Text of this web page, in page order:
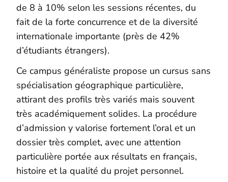
de 8 à 10% selon les sessions récentes, du
fait de la forte concurrence et de la diversité
internationale importante (près de 42%
d’étudiants étrangers).
Ce campus généraliste propose un cursus sans
spécialisation géographique particulière,
attirant des profils très variés mais souvent
très académiquement solides. La procédure
d’admission y valorise fortement l’oral et un
dossier très complet, avec une attention
particulière portée aux résultats en français,
histoire et la qualité du projet personnel.